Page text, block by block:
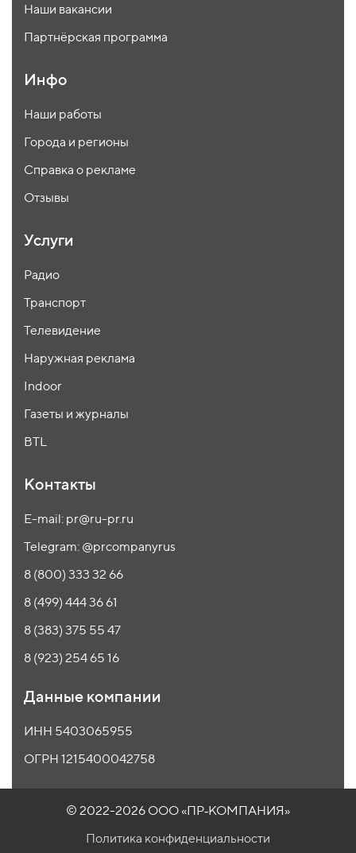
Наши вакансии
Партнёрская программа
Инфо
Наши работы
Города и регионы
Справка о рекламе
Отзывы
Услуги
Радио
Транспорт
Телевидение
Наружная реклама
Indoor
Газеты и журналы
BTL
Контакты
E-mail: pr@ru-pr.ru
Telegram: @prcompanyrus
8 (800) 333 32 66
8 (499) 444 36 61
8 (383) 375 55 47
8 (923) 254 65 16
Данные компании
ИНН 5403065955
ОГРН 1215400042758
© 2022-2026 ООО «ПР‑КОМПАНИЯ»
Политика конфиденциальности